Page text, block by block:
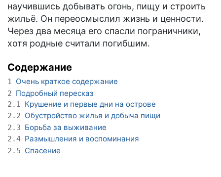
научившись добывать огонь, пищу и строить
жильё. Он переосмыслил жизнь и ценности.
Через два месяца его спасли пограничники,
хотя родные считали погибшим.
Содержание
1 Очень краткое содержание
2 Подробный пересказ
2.1 Крушение и первые дни на острове
2.2 Обустройство жилья и добыча пищи
2.3 Борьба за выживание
2.4 Размышления и воспоминания
2.5 Спасение